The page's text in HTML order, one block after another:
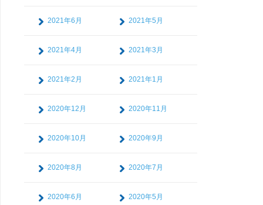
2021年6月 2021年5月
2021年4月 2021年3月
2021年2月 2021年1月
2020年12月 2020年11月
2020年10月 2020年9月
2020年8月 2020年7月
2020年6月 2020年5月